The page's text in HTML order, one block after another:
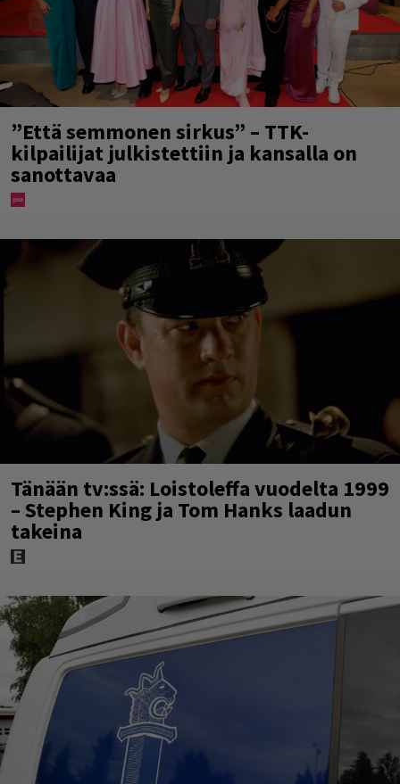
”Että semmonen sirkus” – TTK-
kilpailijat julkistettiin ja kansalla on
sanottavaa
Tänään tv:ssä: Loistoleffa vuodelta 1999
– Stephen King ja Tom Hanks laadun
takeina